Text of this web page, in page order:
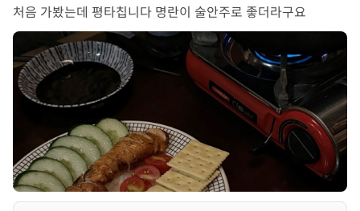
처음 가봤는데 평타칩니다 명란이 술안주로 좋더라구요